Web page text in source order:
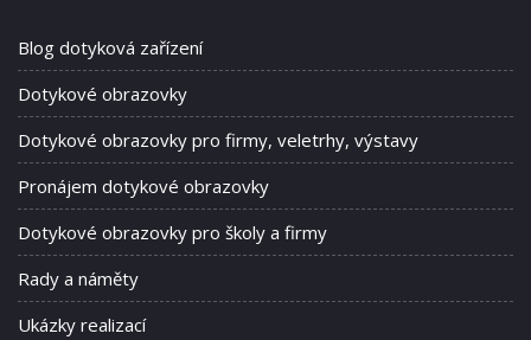
Blog dotyková zařízení
Dotykové obrazovky
Dotykové obrazovky pro firmy, veletrhy, výstavy
Pronájem dotykové obrazovky
Dotykové obrazovky pro školy a firmy
Rady a náměty
Ukázky realizací